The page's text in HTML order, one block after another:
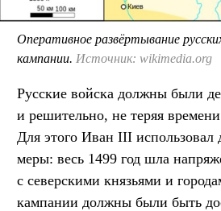
Оперативное развёртывание
кампании. Источник: wikimedia.org
Русские войска должны были
и решительно, не теряя
Для этого Иван III использовал
меры: весь 1499 год шла
с северскими князьями и
кампании должны были быть